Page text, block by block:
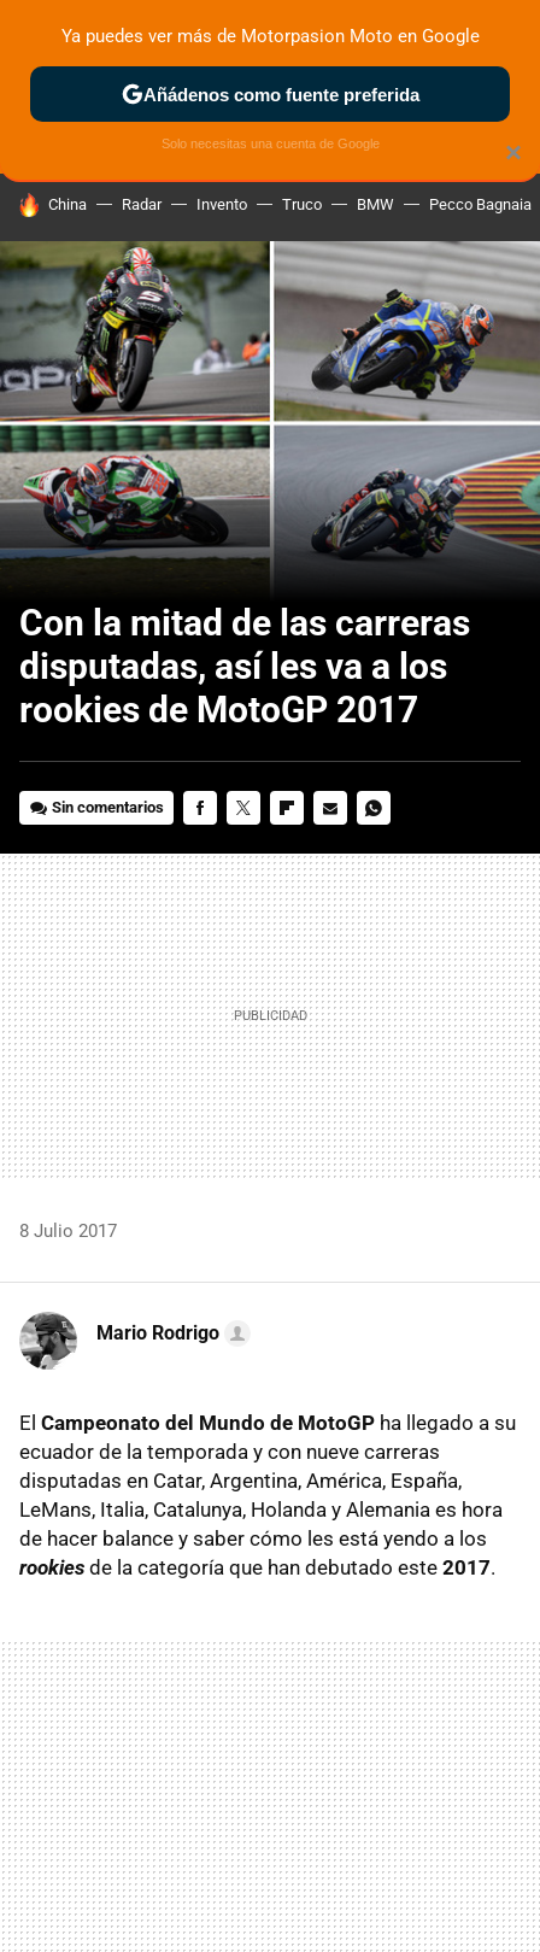
ZONA DE PRUEBAS DEPORTIVAS MOTOS ELÉCTRICAS
HOY SE HABLA DE
China Radar Invento Truco BMW Pecco Bagnaia
Con la mitad de las carreras
disputadas, así les va a los
rookies de MotoGP 2017
Sin comentarios
MAIL
8 Julio 2017
Mario Rodrigo
El Campeonato del Mundo de MotoGP ha llegado a su
ecuador de la temporada y con nueve carreras
disputadas en Catar, Argentina, América, España,
LeMans, Italia, Catalunya, Holanda y Alemania es hora
de hacer balance y saber cómo les está yendo a los
rookies de la categoría que han debutado este 2017.
×
Ya puedes ver más de Motorpasion Moto en Google
Añádenos como fuente preferida
Solo necesitas una cuenta de Google